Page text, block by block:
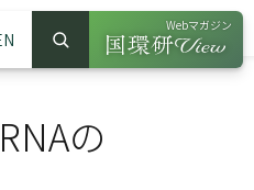
サイト内検索
検索
Webマガジン
（別ウインドウ
の